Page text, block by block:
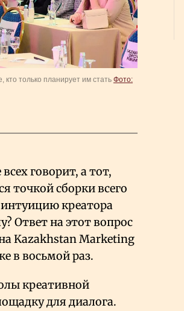
только планирует им стать Фото:
говорит, а тот,
точкой сборки всего
интуицию креатора
Ответ на этот вопрос
Kazakhstan Marketing
в восьмой раз.
креативной
для диалога.